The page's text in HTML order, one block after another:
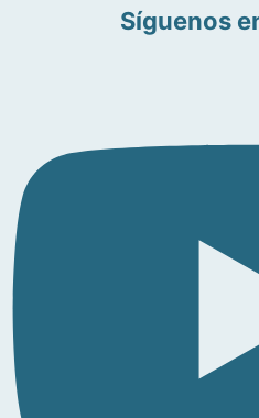
Síguenos